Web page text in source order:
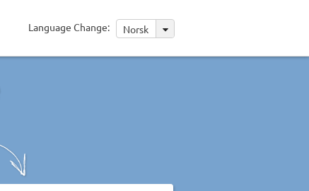
Language Change: Norsk